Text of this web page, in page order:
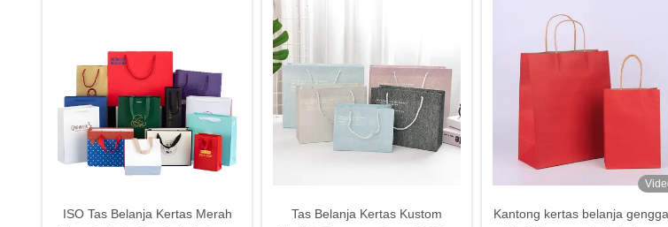
ISO Tas Belanja Kertas Merah
Tas Belanja Kertas Kustom
Kantong kertas belanja